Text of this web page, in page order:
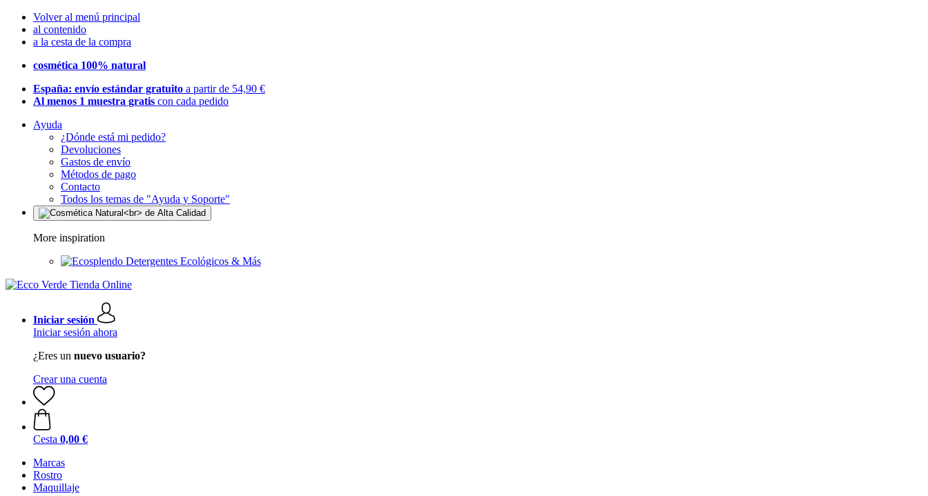
Volver al menú principal
al contenido
a la cesta de la compra
cosmética 100% natural
España: envío estándar gratuito a partir de 54,90 €
Al menos 1 muestra gratis con cada pedido
Ayuda
¿Dónde está mi pedido?
Devoluciones
Gastos de envío
Métodos de pago
Contacto
Todos los temas de "Ayuda y Soporte"
More inspiration
Detergentes Ecológicos & Más
Iniciar sesión
Iniciar sesión ahora
¿Eres un nuevo usuario?
Crear una cuenta
Cesta 0,00 €
Marcas
Rostro
Maquillaje